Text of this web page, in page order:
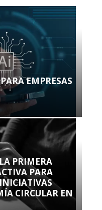
EMPRESAS
PRIMERA
PARA
CIRCULAR EN